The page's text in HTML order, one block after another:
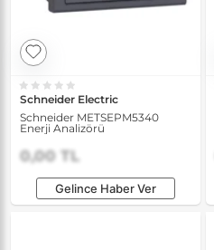
Schneider Electric
Schneider METSEPM5340
Enerji Analizörü
0,00 TL
Gelince Haber Ver